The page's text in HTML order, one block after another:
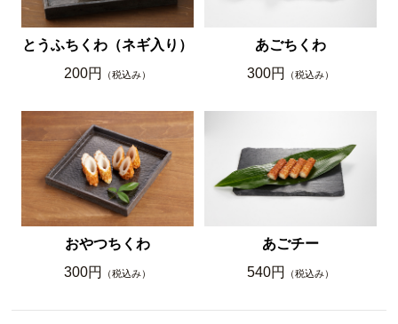
とうふちくわ（ネギ入り）
200円
（税込み）
あごちくわ
300円
（税込み）
おやつちくわ
300円
（税込み）
あごチー
540円
（税込み）